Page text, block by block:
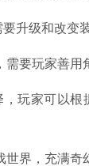
升级和改变
要玩家善用
玩家可以根
界，充满奇